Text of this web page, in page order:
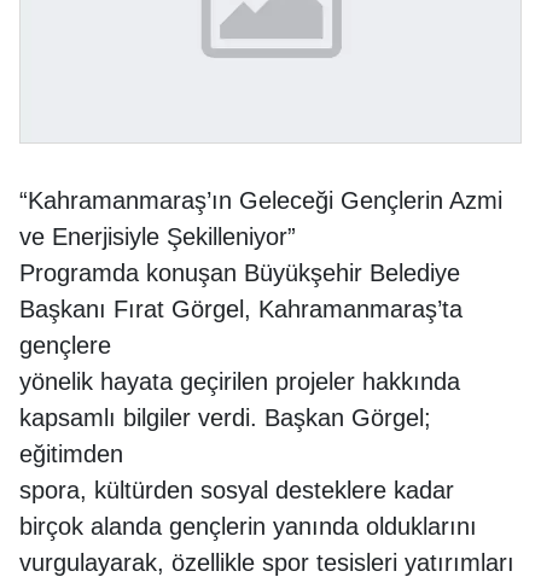
“Kahramanmaraş’ın Geleceği Gençlerin Azmi
ve Enerjisiyle Şekilleniyor”
Programda konuşan Büyükşehir Belediye
Başkanı Fırat Görgel, Kahramanmaraş’ta
gençlere
yönelik hayata geçirilen projeler hakkında
kapsamlı bilgiler verdi. Başkan Görgel;
eğitimden
spora, kültürden sosyal desteklere kadar
birçok alanda gençlerin yanında olduklarını
vurgulayarak, özellikle spor tesisleri yatırımları